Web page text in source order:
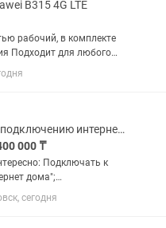
B315 4G LTE
рабочий, в комплекте
Altel, Tele2, Activ,
Техник по подключению интернет дома от Beeline
000 ₸
Подключать к
дома";
абонентов и
Компании; Работать
сегодня